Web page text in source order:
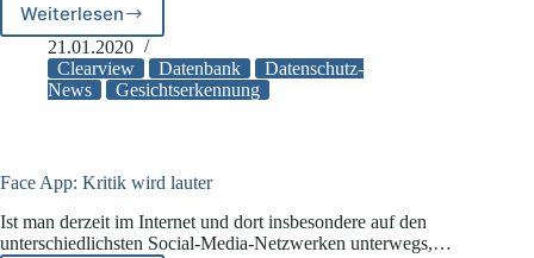
Weiterlesen
US-
Firma
Clearview
sammelt
sozialen
21.01.2020
Clearview
Datenbank
Datenschutz-
News
Gesichtserkennung
Face App: Kritik wird lauter
Ist man derzeit im Internet und dort insbesondere auf den
unterschiedlichsten Social-Media-Netzwerken unterwegs,…